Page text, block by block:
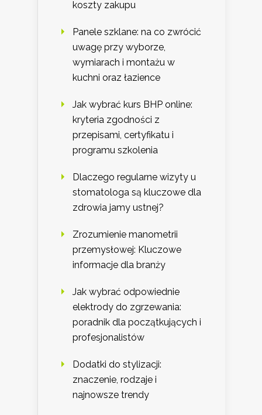
koszty zakupu
Panele szklane: na co zwrócić
uwagę przy wyborze,
wymiarach i montażu w
kuchni oraz łazience
Jak wybrać kurs BHP online:
kryteria zgodności z
przepisami, certyfikatu i
programu szkolenia
Dlaczego regularne wizyty u
stomatologa są kluczowe dla
zdrowia jamy ustnej?
Zrozumienie manometrii
przemysłowej: Kluczowe
informacje dla branży
Jak wybrać odpowiednie
elektrody do zgrzewania:
poradnik dla początkujących i
profesjonalistów
Dodatki do stylizacji:
znaczenie, rodzaje i
najnowsze trendy